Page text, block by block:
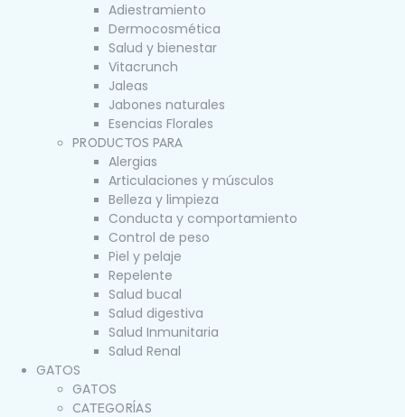
Adiestramiento
Dermocosmética
Salud y bienestar
Vitacrunch
Jaleas
Jabones naturales
Esencias Florales
PRODUCTOS PARA
Alergias
Articulaciones y músculos
Belleza y limpieza
Conducta y comportamiento
Control de peso
Piel y pelaje
Repelente
Salud bucal
Salud digestiva
Salud Inmunitaria
Salud Renal
GATOS
GATOS
CATEGORÍAS